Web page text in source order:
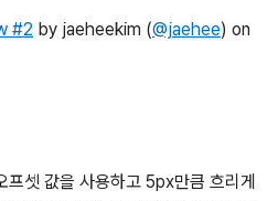
#2 by jaeheekim (@jaehee) on
셋 값을 사용하고 5px만큼 흐리게